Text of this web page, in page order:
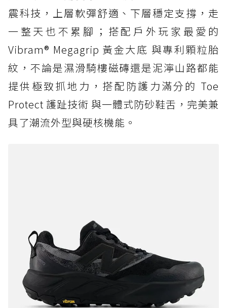
震科技，上層軟彈舒適、下層穩定支撐，走
一整天也不累腳；搭配戶外玩家最愛的
Vibram® Megagrip 黃金大底 與專利顆粒胎
紋，不論是濕滑騎樓磁磚還是泥濘山路都能
提供極致抓地力，搭配防護力滿分的 Toe
Protect 護趾技術 與一體式防砂鞋舌，完美兼
具了潮流外型與硬核機能。